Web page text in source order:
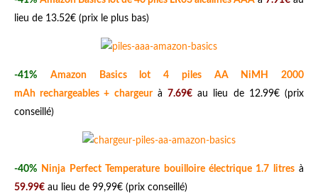
lieu de 13.52€ (prix le plus bas)
-41%
Amazon Basics lot 4 piles AA NiMH 2000
mAh rechargeables + chargeurà 7.69€ au lieu de 12.99€ (prix
conseillé)
-40% Ninja Perfect Temperature bouilloire électrique 1.7 litresà
59.99€ au lieu de 99,99€ (prix conseillé)